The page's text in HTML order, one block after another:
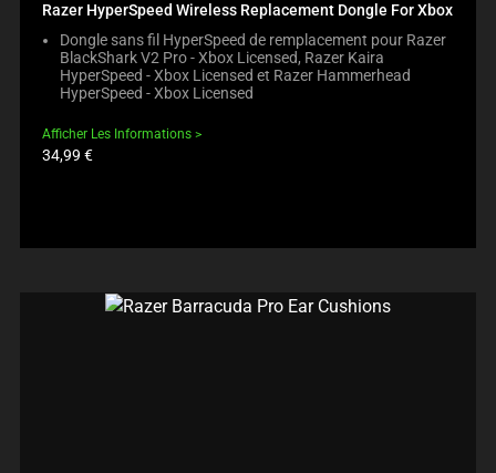
Razer HyperSpeed Wireless Replacement Dongle For Xbox
Dongle sans fil HyperSpeed de remplacement pour Razer
BlackShark V2 Pro - Xbox Licensed, Razer Kaira
HyperSpeed - Xbox Licensed et Razer Hammerhead
HyperSpeed - Xbox Licensed
Afficher Les Informations
Prix
34,99 €